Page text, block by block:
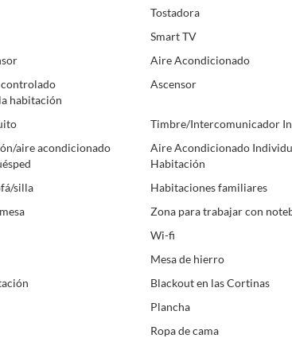
Tostadora
Smart TV
Aire Acondicionado
habitación
Ascensor
Timbre/Intercomunicador
aire acondicionado
Aire Acondicionado
Habitación
silla
Habitaciones familiares
Zona para trabajar con
Wi-fi
Mesa de hierro
Blackout en las Cortinas
Plancha
Ropa de cama